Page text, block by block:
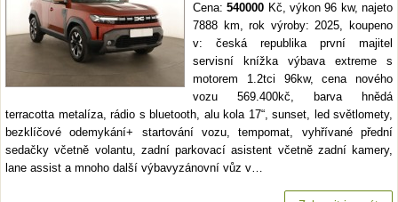
Cena:540000 Kč, výkon 96 kw, najeto
7888 km, rok výroby: 2025, koupeno
v: česká republika první majitel
servisní knížka výbava extreme s
motorem 1.2tci 96kw, cena nového
vozu 569.400kč, barva hnědá
terracotta metalíza, rádio s bluetooth, alu kola 17“, sunset, led světlomety,
bezklíčové odemykání+ startování vozu, tempomat, vyhřívané přední
sedačky včetně volantu, zadní parkovací asistent včetně zadní kamery,
lane assist a mnoho další výbavyzánovní vůz v…